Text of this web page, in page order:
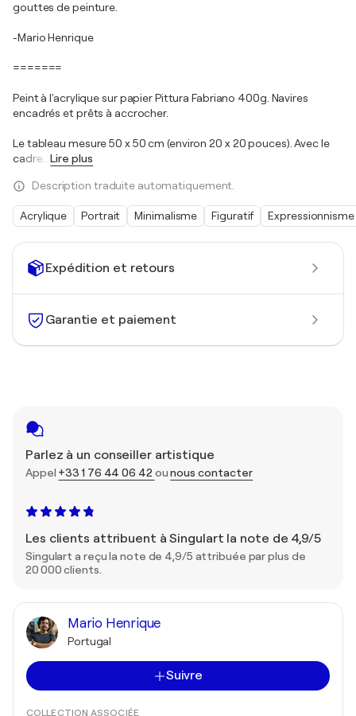
Expédition et retours
Garantie et paiement
Parlez à un conseiller artistique
Appel +33 1 76 44 06 42 ounous contacter
Les clients attribuent à Singulart la note de 4,9/5
Singulart a reçu la note de 4,9/5 attribuée par plus de
20 000 clients.
Mario Henrique
Portugal
Suivre
COLLECTION ASSOCIÉE
gouttes de peinture.
-Mario Henrique
=======
Peint à l'acrylique sur papier Pittura Fabriano 400g. Navires
encadrés et prêts à accrocher.
Le tableau mesure 50 x 50 cm (environ 20 x 20 pouces). Avec le
cadre
Lire plus
Description traduite automatiquement.
Acrylique Portrait Minimalisme Figuratif Expressionnisme